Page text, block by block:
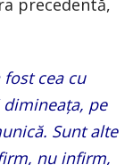
cea cu
pe
Sunt alte
nu infirm,